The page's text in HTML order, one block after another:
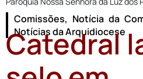
Comissões, Notícia da
Notícias da Arquidiocese
Catedral